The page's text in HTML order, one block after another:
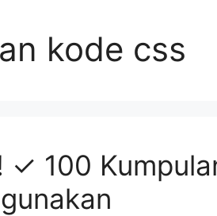
kode css
✓ 100